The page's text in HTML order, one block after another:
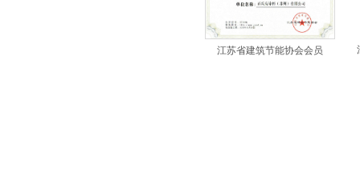
江苏省建筑节能协会会员